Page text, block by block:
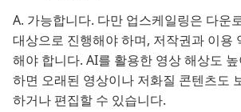
A. 가능합니다. 다만 업스케일링은 다운
대상으로 진행해야 하며, 저작권과 이용
해야 합니다. AI를 활용한 영상 해상도
하면 오래된 영상이나 저화질 콘텐츠도
하거나 편집할 수 있습니다.